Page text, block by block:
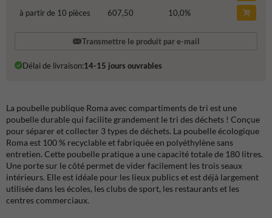
à partir de 10 pièces
607,50 10,0%
Transmettre le produit par e-mail
Délai de livraison:14-15 jours ouvrables
La poubelle publique Roma avec compartiments de tri est une
poubelle durable qui facilite grandement le tri des déchets ! Conçue
pour séparer et collecter 3 types de déchets. La poubelle écologique
Roma est 100 % recyclable et fabriquée en polyéthylène sans
entretien. Cette poubelle pratique a une capacité totale de 180 litres.
Une porte sur le côté permet de vider facilement les trois seaux
intérieurs. Elle est idéale pour les lieux publics et est déjà largement
utilisée dans les écoles, les clubs de sport, les restaurants et les
centres commerciaux.